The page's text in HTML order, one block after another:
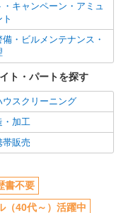
務OK
給
金あり
・キャンペーン・アミュ
・ビルメンテナンス・
ト・パートを探す
ウスクリーニング
・加工
帯販売
書不要
（40代～）活躍中